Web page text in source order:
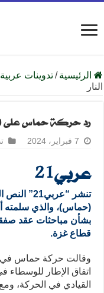
الرئيسية /تدوينات عربية
النار
رد حركة حماس على
7 فبراير، 2024
عربي21
تنشر
(حماس)، والذي سلمته
بشأن مباحثات عقد
قطاع غزة.
وقالت حركة حماس في
اتفاق الإطار للوسطاء
القيادي في الحركة،